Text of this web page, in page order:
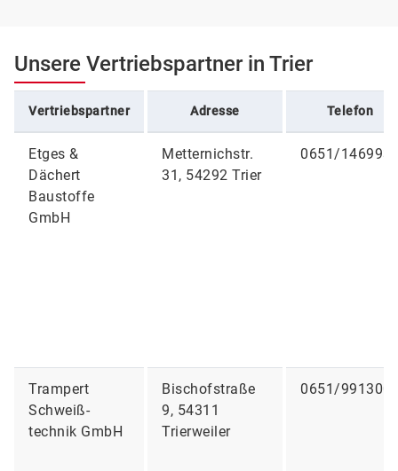
Unsere Vertriebspartner in Trier
Vertriebspartner Adresse Telefon
Etges &
Dächert
Baustoffe
GmbH
Metternichstr.
31, 54292 Trier
0651/
Trampert
Schweiß-
technik GmbH
Bischofstraße
9, 54311
Trierweiler
0651/